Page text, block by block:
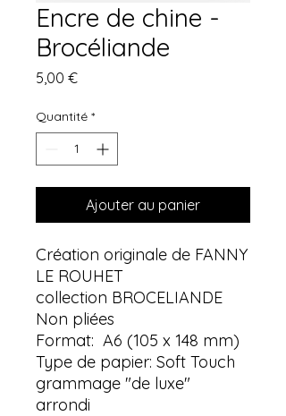
Encre de chine -
Brocéliande
5,00 €Prix
Quantité *
Ajouter au panier
Création originale de FANNY
LE ROUHET
collection BROCELIANDE
Non pliées
Format: A6 (105 x 148 mm)
Type de papier: Soft Touch
grammage "de luxe"
arrondi